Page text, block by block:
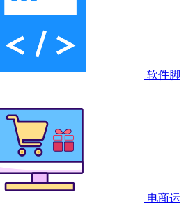
软件脚
电商运